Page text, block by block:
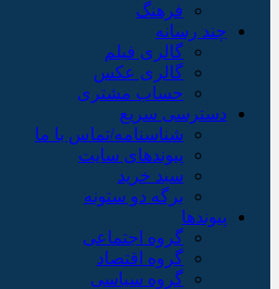
فرهنگ
چند رسانه
گالری فیلم
گالری عکس
حساب مشتری
دسترسی سریع
شناسنامه/تماس با ما
پیوندهای سایت
سبد خريد
برگه دو ستونه
پیوندها
گروه اجتماعی
گروه اقتصاد
گروه سیاسی